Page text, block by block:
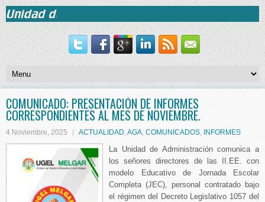
COMUNICADO: PRESENTACIÓN DE INFORMES
CORRESPONDIENTES AL MES DE NOVIEMBRE.
4 Noviembre, 2025 ACTUALIDAD,AGA, COMUNICADOS, INFORMES
La Unidad de Administración comunica a
los señores directores de las II.EE. con
modelo Educativo de Jornada Escolar
Completa (JEC), personal contratado bajo
el régimen del Decreto Legislativo 1057 del